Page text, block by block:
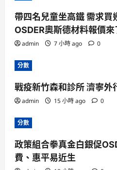
帶四名兒童坐高鐵 需求買
OSDER奧斯德材料報價來
admin 7 小時 ago 0
分數
戰疫新竹森和診所 濟寧外
admin 15 小時 ago 0
分數
政策組合拳真金白銀促
費、惠平易近生